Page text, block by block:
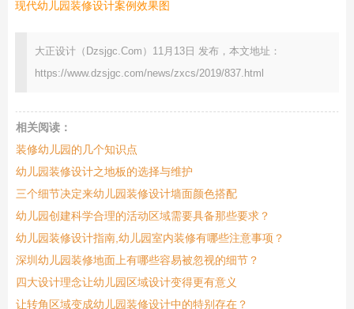
现代幼儿园装修设计案例效果图
大正设计（Dzsjgc.Com）11月13日 发布，本文地址：
https://www.dzsjgc.com/news/zxcs/2019/837.html
相关阅读：
装修幼儿园的几个知识点
幼儿园装修设计之地板的选择与维护
三个细节决定来幼儿园装修设计墙面颜色搭配
幼儿园创建科学合理的活动区域需要具备那些要求？
幼儿园装修设计指南,幼儿园室内装修有哪些注意事项？
深圳幼儿园装修地面上有哪些容易被忽视的细节？
四大设计理念让幼儿园区域设计变得更有意义
让转角区域变成幼儿园装修设计中的特别存在？